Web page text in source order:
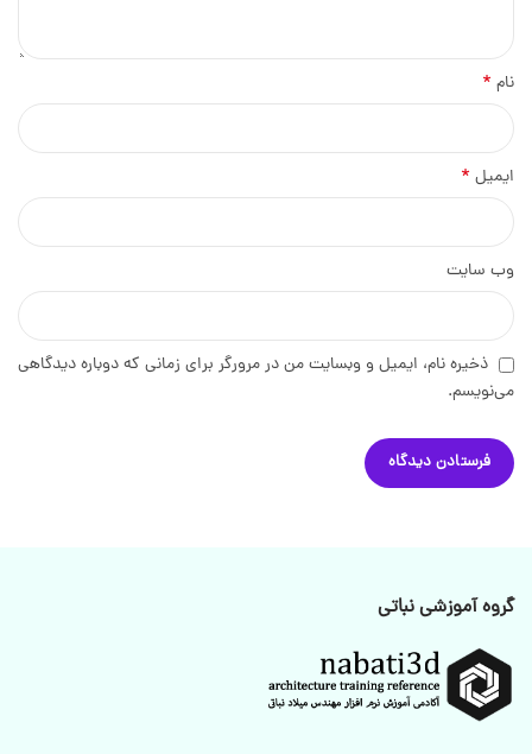
نام *
ایمیل *
وب‌ سایت
ذخیره نام، ایمیل و وبسایت من در مرورگر برای زمانی که دوباره دیدگاهی
می‌نویسم.
گروه آموزشی نباتی